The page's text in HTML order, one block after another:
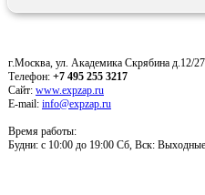
г.Москва, ул. Академика Скрябина д.12/
Телефон: +7 495 255 3217
Сайт: www.expzap.ru
E-mail: info@expzap.ru
Время работы:
Будни: c 10:00 до 19:00 Сб, Вск: Выходные.